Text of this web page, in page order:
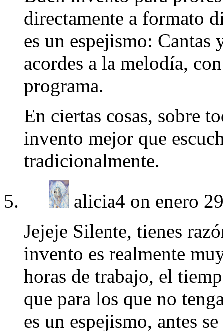
directamente a formato
es un espejismo: Cantas
acordes a la melodía,
programa.
En ciertas cosas, sobre
invento mejor que
tradicionalmente.
alicia4 on enero
Jejeje Silente, tienes
invento es realmente
horas de trabajo, el
que para los que no
es un espejismo, antes